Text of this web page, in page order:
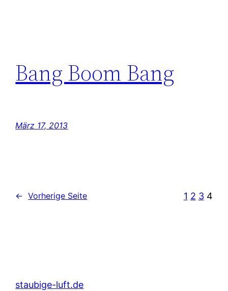
Bang Boom Bang
März 17, 2013
← Vorherige Seite 1 2 3 4
staubige-luft.de